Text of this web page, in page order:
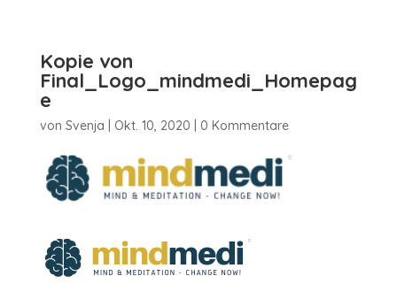
Kopie von
Final_Logo_mindmedi_Homepag
e
von Svenja Okt. 10, 2020 0 Kommentare